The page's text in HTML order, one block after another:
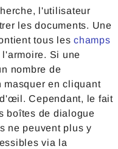
l'utilisateur
les documents. Une
tous les champs
Si une
nombre de
masquer en cliquant
Cependant, le fait
boîtes de dialogue
ne peuvent plus y
via la